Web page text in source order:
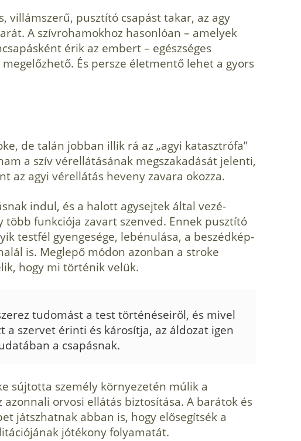
villámszerű, pusztító csapást takar, az agy
A szívrohamokhoz hasonlóan – amelyek
érik az embert – egészséges
És persze életmentő lehet a gyors
de ta­lán jobban illik rá az „agyi katasztrófa”
a szív vérellátásának megszakadását jelenti,
az agyi vérellátás heveny zavara okozza.
indul, és a halott agysejtek által vezé­
több funkciója zavart szenved. Ennek pusztító
testfél gyengesége, lebénulása, a beszédkép­
is. Meg­lepő módon azonban a stroke
hogy mi tör­ténik velük.
tudomást a test tör­ténéseiről, és mivel
a szervet érinti és károsítja, az áldozat igen
a csa­pásnak.
súj­totta személy környezetén múlik a
orvosi ellátás biztosítása. A barátok és
játszhat­nak abban is, hogy elősegítsék a
jótékony folyamatát.